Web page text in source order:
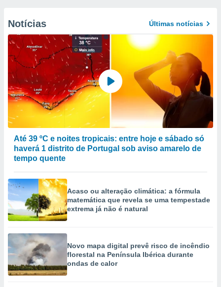
Notícias Últimas notícias
Até 39 ºC e noites tropicais: entre hoje e sábado só
haverá 1 distrito de Portugal sob aviso amarelo de
tempo quente
Acaso ou alteração climática: a fórmula
matemática que revela se uma tempestade
extrema já não é natural
Novo mapa digital prevê risco de incêndio
florestal na Península Ibérica durante
ondas de calor